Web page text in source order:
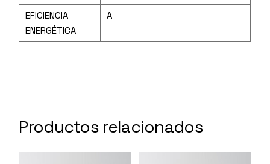
EFICIENCIA
ENERGÉTICA
A
Productos relacionados